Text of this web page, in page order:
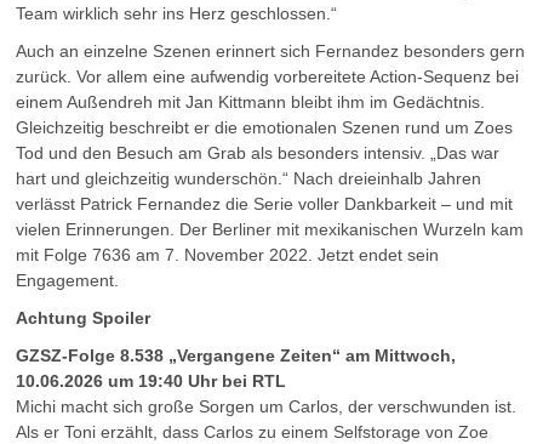
Team wirklich sehr ins Herz geschlossen.“
Auch an einzelne Szenen erinnert sich Fernandez besonders gern
zurück. Vor allem eine aufwendig vorbereitete Action-Sequenz bei
einem Außendreh mit Jan Kittmann bleibt ihm im Gedächtnis.
Gleichzeitig beschreibt er die emotionalen Szenen rund um Zoes
Tod und den Besuch am Grab als besonders intensiv. „Das war
hart und gleichzeitig wunderschön.“ Nach dreieinhalb Jahren
verlässt Patrick Fernandez die Serie voller Dankbarkeit – und mit
vielen Erinnerungen. Der Berliner mit mexikanischen Wurzeln kam
mit Folge 7636 am 7. November 2022. Jetzt endet sein
Engagement.
Achtung Spoiler
GZSZ-Folge 8.538 „Vergangene Zeiten“ am Mittwoch,
10.06.2026 um 19:40 Uhr bei RTL
Michi macht sich große Sorgen um Carlos, der verschwunden ist.
Als er Toni erzählt, dass Carlos zu einem Selfstorage von Zoe